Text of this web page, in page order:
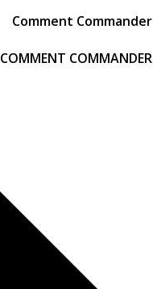
Comment Commander
COMMENT COMMANDER